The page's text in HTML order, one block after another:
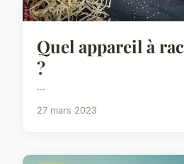
Quel appareil à
?
...
27 mars 2023